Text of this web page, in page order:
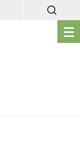
メ
ニ